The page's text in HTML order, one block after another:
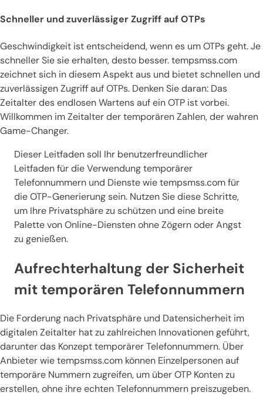
Schneller und zuverlässiger Zugriff auf OTPs
Geschwindigkeit ist entscheidend, wenn es um OTPs geht. Je
schneller Sie sie erhalten, desto besser. tempsmss.com
zeichnet sich in diesem Aspekt aus und bietet schnellen und
zuverlässigen Zugriff auf OTPs. Denken Sie daran: Das
Zeitalter des endlosen Wartens auf ein OTP ist vorbei.
Willkommen im Zeitalter der temporären Zahlen, der wahren
Game-Changer.
Dieser Leitfaden soll Ihr benutzerfreundlicher
Leitfaden für die Verwendung temporärer
Telefonnummern und Dienste wie tempsmss.com für
die OTP-Generierung sein. Nutzen Sie diese Schritte,
um Ihre Privatsphäre zu schützen und eine breite
Palette von Online-Diensten ohne Zögern oder Angst
zu genießen.
Aufrechterhaltung der Sicherheit
mit temporären Telefonnummern
Die Forderung nach Privatsphäre und Datensicherheit im
digitalen Zeitalter hat zu zahlreichen Innovationen geführt,
darunter das Konzept temporärer Telefonnummern. Über
Anbieter wie tempsmss.com können Einzelpersonen auf
temporäre Nummern zugreifen, um über OTP Konten zu
erstellen, ohne ihre echten Telefonnummern preiszugeben.